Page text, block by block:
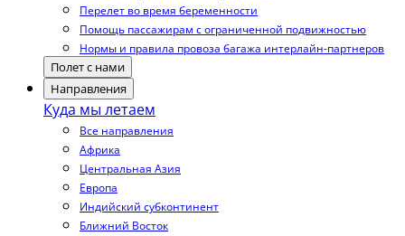
Перелет во время беременности
Помощь пассажирам с ограниченной подвижностью
Нормы и правила провоза багажа интерлайн-партнеров
Полет с нами
Направления
Куда мы летаем
Все направления
Африка
Центральная Азия
Европа
Индийский субконтинент
Ближний Восток